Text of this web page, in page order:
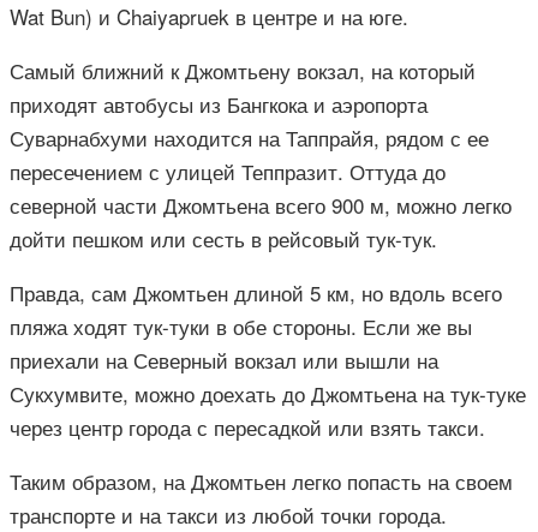
Wat Bun) и Chaiyapruek в центре и на юге.
Самый ближний к Джомтьену вокзал, на который
приходят автобусы из Бангкока и аэропорта
Суварнабхуми находится на Таппрайя, рядом с ее
пересечением с улицей Теппразит. Оттуда до
северной части Джомтьена всего 900 м, можно легко
дойти пешком или сесть в рейсовый тук-тук.
Правда, сам Джомтьен длиной 5 км, но вдоль всего
пляжа ходят тук-туки в обе стороны. Если же вы
приехали на Северный вокзал или вышли на
Сукхумвите, можно доехать до Джомтьена на тук-туке
через центр города с пересадкой или взять такси.
Таким образом, на Джомтьен легко попасть на своем
транспорте и на такси из любой точки города.